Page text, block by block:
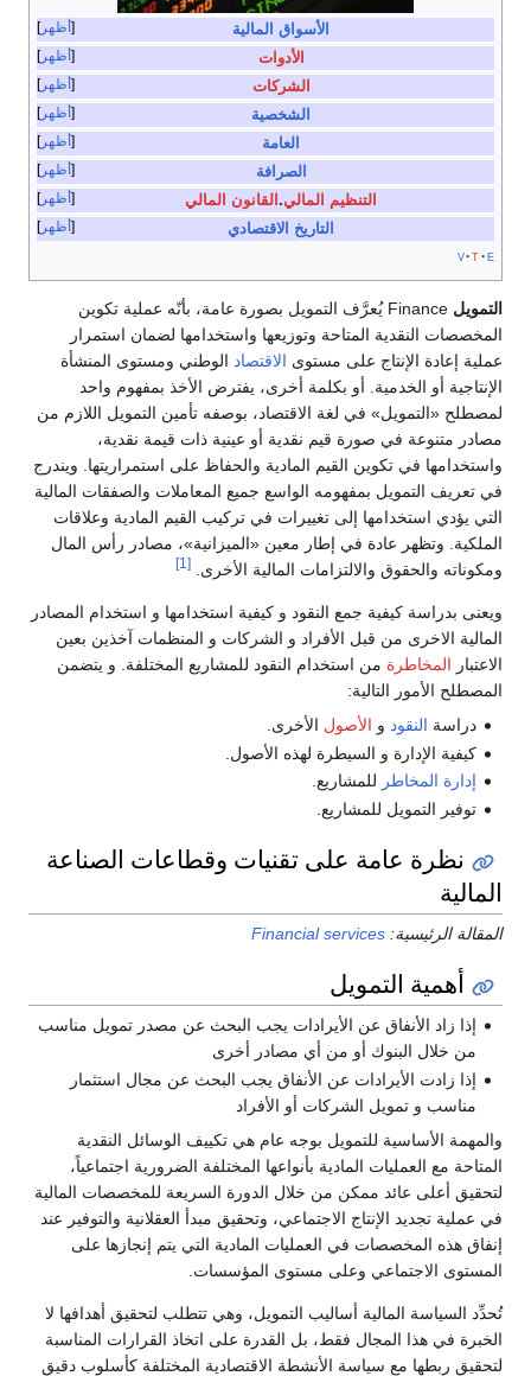
أظهر الأسواق المالية
أظهر الأدوات
أظهر الشركات
أظهر الشخصية
أظهر العامة
أظهر الصرافة
أظهر التنظيم المالي.القانون المالي
أظهر التاريخ الاقتصادي
v t
التمويل
Finance يُعرَّف التمويل بصورة عامة، بأنّه عملية تكوين
المخصصات النقدية المتاحة وتوزيعها واستخدامها لضمان استمرار
عملية إعادة الإنتاج على مستوىالاقتصادالوطني ومستوى المنشأة
الإنتاجية أو الخدمية. أو بكلمة أخرى، يفترض الأخذ بمفهوم واحد
لمصطلح «التمويل» في لغة الاقتصاد، بوصفه تأمين التمويل اللازم من
مصادر متنوعة في صورة قيم نقدية أو عينية ذات قيمة نقدية،
واستخدامها في تكوين القيم المادية والحفاظ على استمراريتها. ويندرج
في تعريف التمويل بمفهومه الواسع جميع المعاملات والصفقات المالية
التي يؤدي استخدامها إلى تغييرات في تركيب القيم المادية وعلاقات
الملكية. وتظهر عادة في إطار معين «الميزانية»، مصادر رأس المال
ومكوناته والحقوق والالتزامات المالية الأخرى.
ويعنى بدراسة كيفية جمع النقود و كيفية استخدامها و استخدام المصادر
المالية الاخرى من قبل الأفراد و الشركات و المنظمات آخذين بعين
الاعتبارالمخاطرةمن استخدام النقود للمشاريع المختلفة. و يتضمن
المصطلح الأمور التالية:
دراسةالنقودوالأصولالأخرى.
كيفية الإدارة و السيطرة لهذه الأصول.
إدارة المخاطرللمشاريع.
توفير التمويل للمشاريع.
نظرة عامة على تقنيات وقطاعات الصناعة
المالية
المقالة الرئيسية:Financial services
أهمية التمويل
إذا زاد الأنفاق عن الأيرادات يجب البحث عن مصدر تمويل مناسب
من خلال البنوك أو من أي مصادر أخرى
إذا زادت الأيرادات عن الأنفاق يجب البحث عن مجال استثمار
مناسب و تمويل الشركات أو الأفراد
والمهمة الأساسية للتمويل بوجه عام هي تكييف الوسائل النقدية
المتاحة مع العمليات المادية بأنواعها المختلفة الضرورية اجتماعياً،
لتحقيق أعلى عائد ممكن من خلال الدورة السريعة للمخصصات المالية
في عملية تجديد الإنتاج الاجتماعي، وتحقيق مبدأ العقلانية والتوفير عند
إنفاق هذه المخصصات في العمليات المادية التي يتم إنجازها على
المستوى الاجتماعي وعلى مستوى المؤسسات.
تُحدِّد السياسة المالية أساليب التمويل، وهي تتطلب لتحقيق أهدافها لا
الخبرة في هذا المجال فقط، بل القدرة على اتخاذ القرارات المناسبة
لتحقيق ربطها مع سياسة الأنشطة الاقتصادية المختلفة كأسلوب دقيق